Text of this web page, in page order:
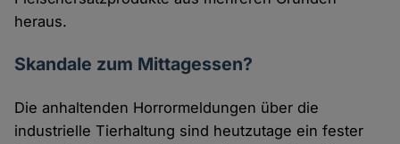
heraus.
Skandale zum Mittagessen?
Die anhaltenden Horrormeldungen über die
industrielle Tierhaltung sind heutzutage ein fester